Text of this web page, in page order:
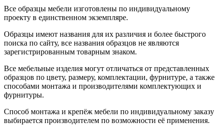
Все образцы мебели изготовлены по индивидуальному
проекту в единственном экземпляре.
Образцы имеют названия для их различия и более быстрого
поиска по сайту, все названия образцов не являются
зарегистрированным товарным знаком.
Все мебельные изделия могут отличаться от представленных
образцов по цвету, размеру, комплектации, фурнитуре, а также
способами монтажа и производителями комплектующих и
фурнитуры.
Способ монтажа и крепёж мебели по индивидуальному заказу
выбирается производителем по возможности её применения.